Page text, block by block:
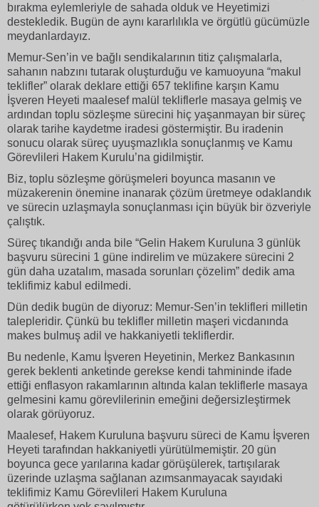
bırakma eylemleriyle de sahada olduk ve Heyetimizi
destekledik. Bugün de aynı kararlılıkla ve örgütlü gücümüzle
meydanlardayız.
Memur-Sen’in ve bağlı sendikalarının titiz çalışmalarla,
sahanın nabzını tutarak oluşturduğu ve kamuoyuna “makul
teklifler” olarak deklare ettiği 657 teklifine karşın Kamu
İşveren Heyeti maalesef malül tekliflerle masaya gelmiş ve
ardından toplu sözleşme sürecini hiç yaşanmayan bir süreç
olarak tarihe kaydetme iradesi göstermiştir. Bu iradenin
sonucu olarak süreç uyuşmazlıkla sonuçlanmış ve Kamu
Görevlileri Hakem Kurulu’na gidilmiştir.
Biz, toplu sözleşme görüşmeleri boyunca masanın ve
müzakerenin önemine inanarak çözüm üretmeye odaklandık
ve sürecin uzlaşmayla sonuçlanması için büyük bir özveriyle
çalıştık.
Süreç tıkandığı anda bile “Gelin Hakem Kuruluna 3 günlük
başvuru sürecini 1 güne indirelim ve müzakere sürecini 2
gün daha uzatalım, masada sorunları çözelim” dedik ama
teklifimiz kabul edilmedi.
Dün dedik bugün de diyoruz: Memur-Sen’in teklifleri milletin
talepleridir. Çünkü bu teklifler milletin maşeri vicdanında
makes bulmuş adil ve hakkaniyetli tekliflerdir.
Bu nedenle, Kamu İşveren Heyetinin, Merkez Bankasının
gerek beklenti anketinde gerekse kendi tahmininde ifade
ettiği enflasyon rakamlarının altında kalan tekliflerle masaya
gelmesini kamu görevlilerinin emeğini değersizleştirmek
olarak görüyoruz.
Maalesef, Hakem Kuruluna başvuru süreci de Kamu İşveren
Heyeti tarafından hakkaniyetli yürütülmemiştir. 20 gün
boyunca gece yarılarına kadar görüşülerek, tartışılarak
üzerinde uzlaşma sağlanan azımsanmayacak sayıdaki
teklifimiz Kamu Görevlileri Hakem Kuruluna